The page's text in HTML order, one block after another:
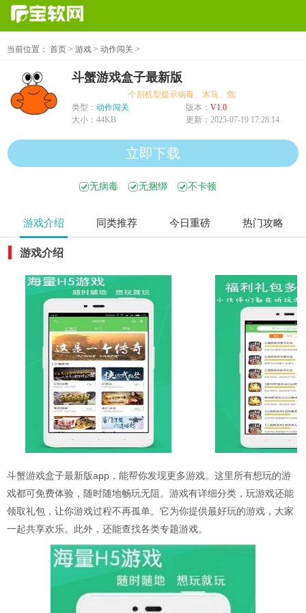
当前位置： 首页 > 游戏 > 动作闯关 >
斗蟹游戏盒子最新版
个别机型提示病毒、木马、危险，均为误报可放心
类型： 动作闯关 版本： V1.0
大小： 44KB 更新： 2025-07-19 17:28:14
立即下载
无病毒 无捆绑 不卡顿
游戏介绍 同类推荐 今日重磅 热门攻略
游戏介绍
斗蟹游戏盒子最新版app，能帮你发现更多游戏。这里所有想玩的游
戏都可免费体验，随时随地畅玩无阻。游戏有详细分类，玩游戏还能
领取礼包，让你游戏过程不再孤单。它为你提供最好玩的游戏，大家
一起共享欢乐。此外，还能查找各类专题游戏。